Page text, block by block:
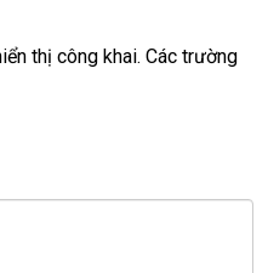
1080.
thị công khai. Các trường